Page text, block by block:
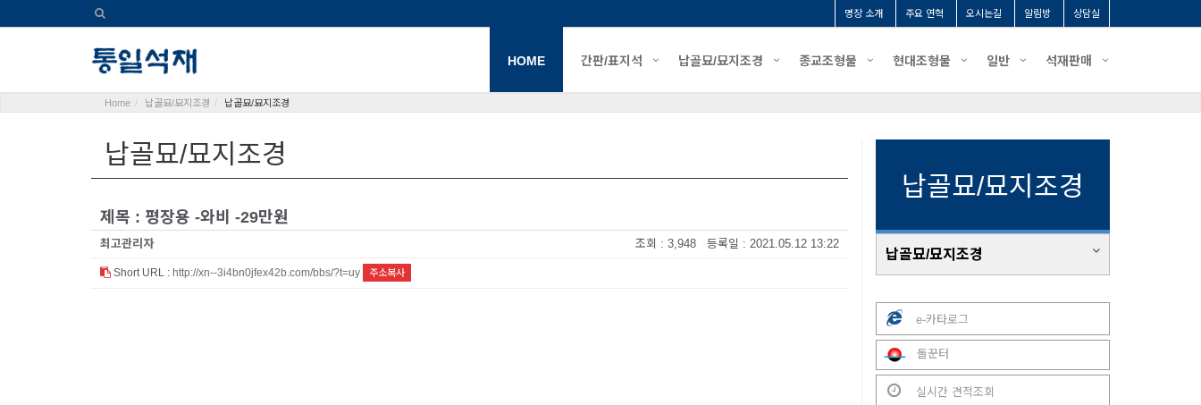
명장 소개 주요 연혁 오시는길 알림방 상담실
HOME 간판/표지석 납골묘/묘지조경 종교조형물 현대조형물 일반 석재판매
Home 납골묘/묘지조경 납골묘/묘지조경
납골묘/묘지조경
제목 : 평장용 -와비 -29만원
최고관리자 조회 : 3,948 등록일 : 2021.05.12 13:22
Short URL : http://xn--3i4bn0jfex42b.com/bbs/?t=uy 주소복사
납골묘/묘지조경
납골묘/묘지조경
e-카타로그
돌꾼터
실시간 견적조회